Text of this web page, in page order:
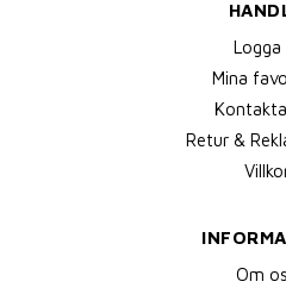
Logga
Mina
Retur &
Om